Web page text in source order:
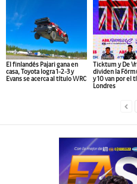
El finlandés Pajari gana en
casa, Toyota logra 1-2-3 y
Evans se acerca al título WRC
Ticktum y De
dividen la
y 10 van por el
Londres